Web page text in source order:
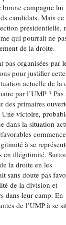
bonne campagne lui
candidats. Mais
présidentielle,
qui pourrait ne
de la droite.
pas organisées par
pour justifier cette
actuelle de la
par l’UMP ? Pas
des primaires
victoire,
dans la situation
à se
en illégitimité.
la droite en les
sans doute pas
de la division et
dans leur camp. En
de l’UMP à se